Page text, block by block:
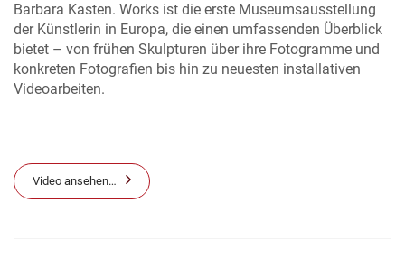
Barbara Kasten. Works ist die erste Museumsausstellung
der Künstlerin in Europa, die einen umfassenden Überblick
bietet – von frühen Skulpturen über ihre Fotogramme und
konkreten Fotografien bis hin zu neuesten installativen
Videoarbeiten.
Video ansehen…